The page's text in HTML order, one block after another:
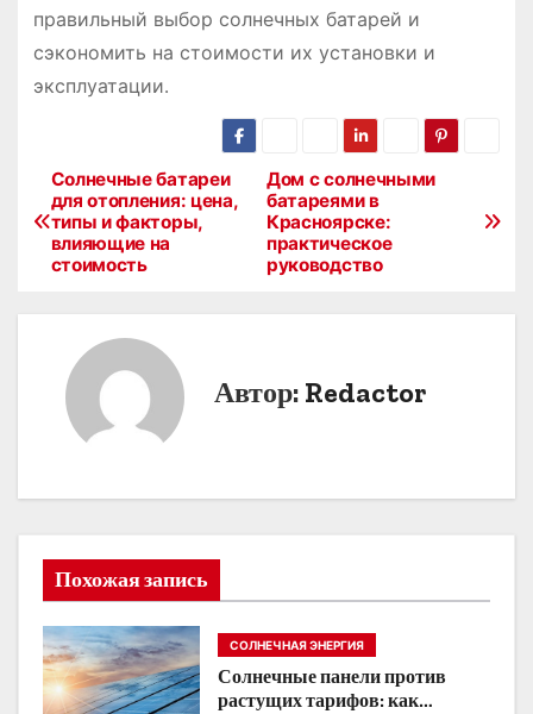
правильный выбор солнечных батарей и
сэкономить на стоимости их установки и
эксплуатации․
Н
а
я
п
о
Дом с солнечными
батареями в
Красноярске:
практическое
руководство
Солнечные батареи
для отопления: цена,
типы и факторы,
влияющие на
стоимость
Автор: Redactor
Похожая запись
СОЛНЕЧНАЯ ЭНЕРГИЯ
Солнечные панели против
растущих тарифов: как